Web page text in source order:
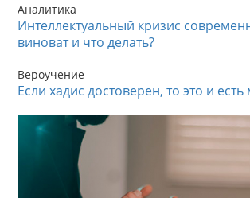
Аналитика
Интеллектуальный кризис
виноват и что делать?
Вероучение
Если хадис достоверен, то это и